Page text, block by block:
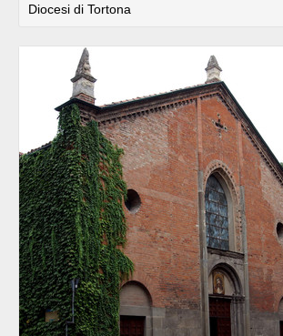
Diocesi di Tortona